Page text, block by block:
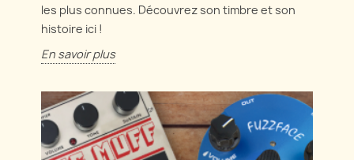
les plus connues. Découvrez son timbre et son
histoire ici !
En savoir plus